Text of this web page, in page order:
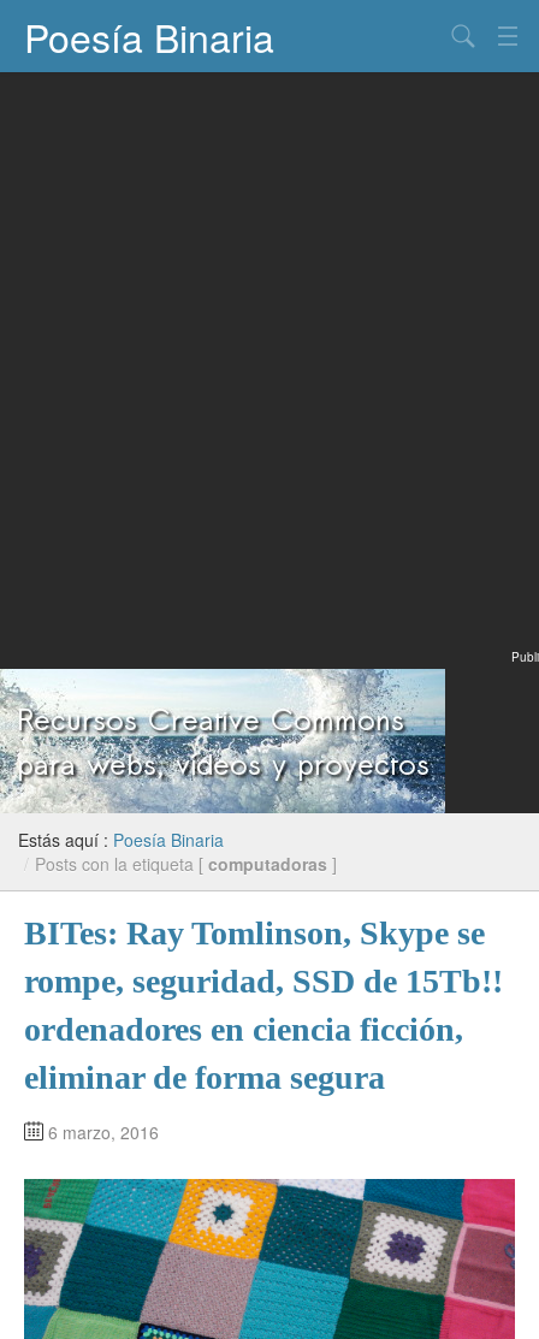
Poesía Binaria
Publi
Estás aquí : Poesía Binaria
/ Posts con la etiqueta [ computadoras ]
BITes: Ray Tomlinson, Skype se
rompe, seguridad, SSD de 15Tb!!
ordenadores en ciencia ficción,
eliminar de forma segura
6 marzo, 2016